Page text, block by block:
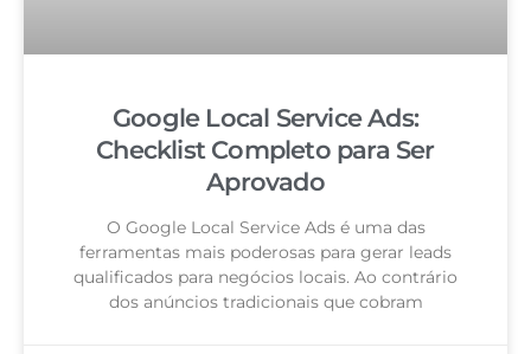
Google Local Service Ads:
Checklist Completo para Ser
Aprovado
O Google Local Service Ads é uma das
ferramentas mais poderosas para gerar leads
qualificados para negócios locais. Ao contrário
dos anúncios tradicionais que cobram